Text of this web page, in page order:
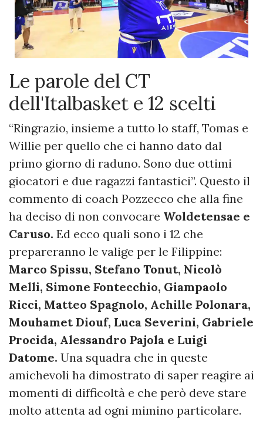
Le parole del CT
dell'Italbasket e 12 scelti
“Ringrazio, insieme a tutto lo staff, Tomas e
Willie per quello che ci hanno dato dal
primo giorno di raduno. Sono due ottimi
giocatori e due ragazzi fantastici”. Questo il
commento di coach Pozzecco che alla fine
ha deciso di non convocare Woldetensae e
Caruso. Ed ecco quali sono i 12 che
prepareranno le valige per le Filippine:
Marco Spissu, Stefano Tonut, Nicolò
Melli, Simone Fontecchio, Giampaolo
Ricci, Matteo Spagnolo, Achille Polonara,
Mouhamet Diouf, Luca Severini, Gabriele
Procida, Alessandro Pajola e Luigi
Datome. Una squadra che in queste
amichevoli ha dimostrato di saper reagire ai
momenti di difficoltà e che però deve stare
molto attenta ad ogni mimino particolare.